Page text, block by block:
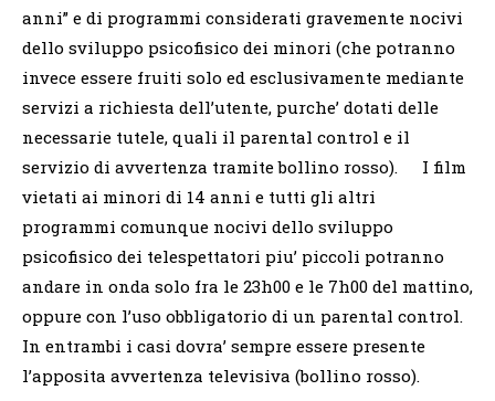
anni” e di programmi considerati gravemente nocivi
dello sviluppo psicofisico dei minori (che potranno
invece essere fruiti solo ed esclusivamente mediante
servizi a richiesta dell’utente, purche’ dotati delle
necessarie tutele, quali il parental control e il
servizio di avvertenza tramite bollino rosso). I film
vietati ai minori di 14 anni e tutti gli altri
programmi comunque nocivi dello sviluppo
psicofisico dei telespettatori piu’ piccoli potranno
andare in onda solo fra le 23h00 e le 7h00 del mattino,
oppure con l’uso obbligatorio di un parental control.
In entrambi i casi dovra’ sempre essere presente
l’apposita avvertenza televisiva (bollino rosso).